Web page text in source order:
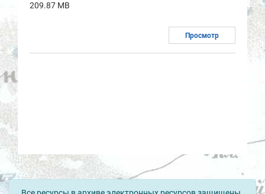
209.87 MB
Просмотр